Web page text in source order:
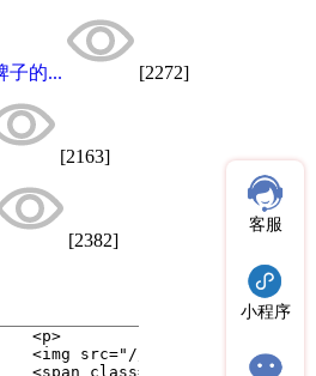
子的... [2272]
[2163]
[2382]
客服
小程序